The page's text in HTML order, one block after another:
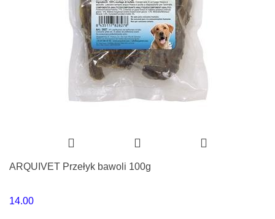
ARQUIVET Przełyk bawoli 100g
14.00